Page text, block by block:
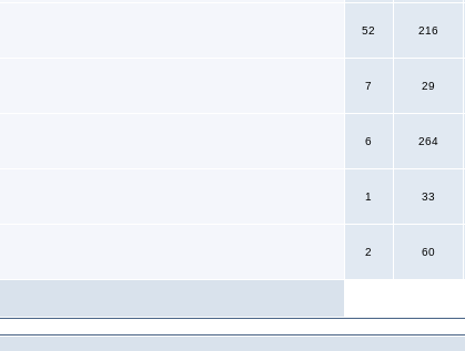
52 216
7 29
6 264
1 33
2 60